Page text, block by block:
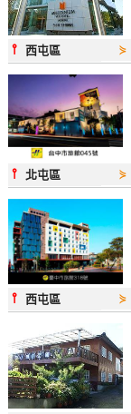
⫯西屯區 ⋟
⫯北屯區 ⋟
⫯西屯區 ⋟